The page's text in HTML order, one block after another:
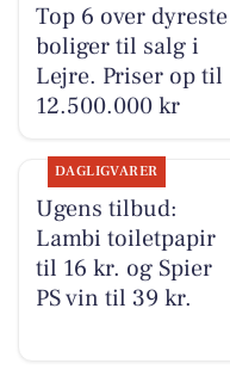
Top 6 over dyreste
boliger til salg i
Lejre. Priser op til
12.500.000 kr
DAGLIGVARER
Ugens tilbud:
Lambi toiletpapir
til 16 kr. og Spier
PS vin til 39 kr.